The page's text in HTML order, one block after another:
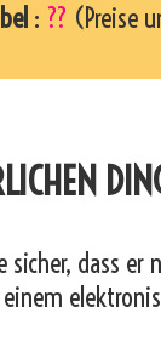
: ?? (Preise
sicher, dass